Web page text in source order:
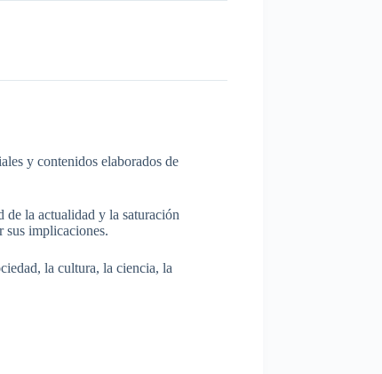
y contenidos elaborados de
de la actualidad y la saturación
sus implicaciones.
la cultura, la ciencia, la